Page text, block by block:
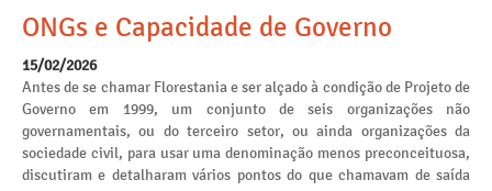
ONGs e Capacidade de Governo
15/02/2026
Antes de se chamar Florestania e ser alçado à condição de Projeto de
Governo em 1999, um conjunto de seis organizações não
governamentais, ou do terceiro setor, ou ainda organizações da
sociedade civil, para usar uma denominação menos preconceituosa,
discutiram e detalharam vários pontos do que chamavam de saída